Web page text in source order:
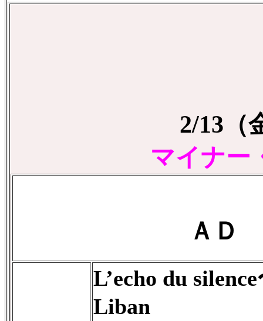
2/13（
マイナー
ＡＤ
L’echo du
Liban